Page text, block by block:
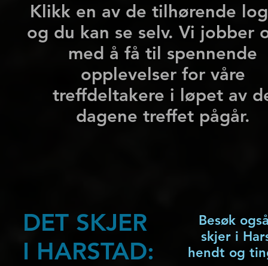
Klikk en av de tilhørende
og du kan se selv. Vi jobber
med å få til spennende
opplevelser for våre
treffdeltakere i løpet av
dagene treffet pågår.
DET SKJER
I HARSTAD:
Besøk
skjer i
hendt og